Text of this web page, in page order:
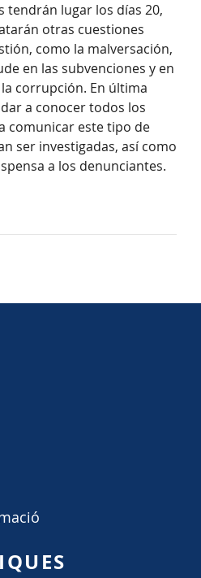
tendrán lugar los días 20,
otras cuestiones
como la malversación,
en las subvenciones y en
corrupción. En última
a conocer todos los
comunicar este tipo de
ser investigadas, así como
a los denunciantes.